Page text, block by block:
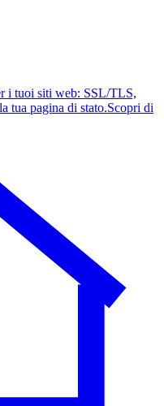
i tuoi siti web: SSL/TLS,
tua pagina di stato.Scopri di